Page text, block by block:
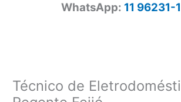
WhatsApp: 11 96231-
Técnico de